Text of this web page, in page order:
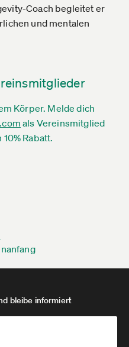
Coach begleitet er
und mentalen
Körper. Melde dich
als Vereinsmitglied
Rabatt.
bleibe informiert